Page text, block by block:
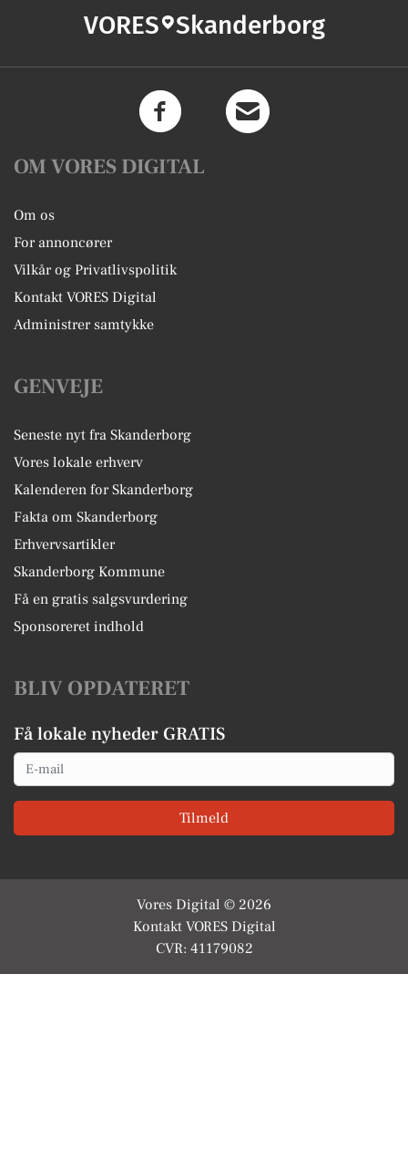
VORES Skanderborg
OM VORES DIGITAL
Om os
For annoncører
Vilkår og Privatlivspolitik
Kontakt VORES Digital
Administrer samtykke
GENVEJE
Seneste nyt fra Skanderborg
Vores lokale erhverv
Kalenderen for Skanderborg
Fakta om Skanderborg
Erhvervsartikler
Skanderborg Kommune
Få en gratis salgsvurdering
Sponsoreret indhold
BLIV OPDATERET
Få lokale nyheder GRATIS
Email
Tilmeld
Vores Digital © 2026
Kontakt VORES Digital
CVR: 41179082